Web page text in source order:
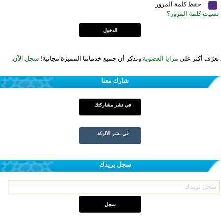
حفظ كلمة المرور
نسيت كلمة المرور؟
تعرّف أكثر على مزايا العضوية وتذكر أن جميع خدماتنا المميزة مجانية! سجل الآن.
شارك معنا
في نشر مشاركتك
في نشر الألوكة
سجل بريدك